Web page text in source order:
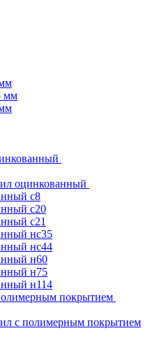
мм
оцинкованный
с8
с20
с21
нс35
нс44
н60
н75
н114
покрытием
с полимерным покрытием